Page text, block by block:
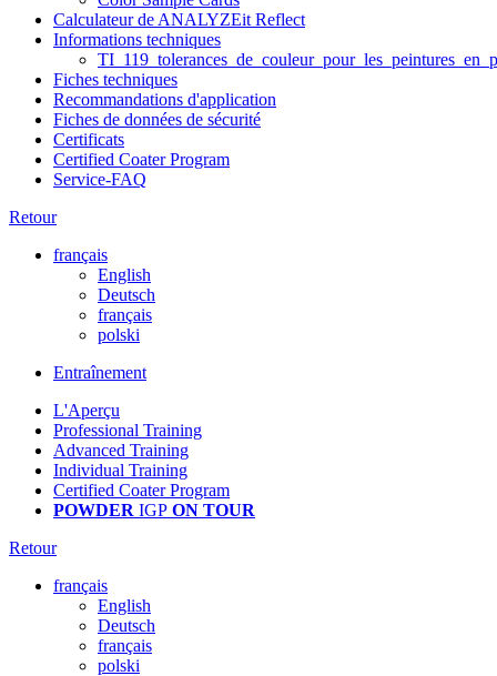
Calculateur de ANALYZEit Reflect
Informations techniques
Fiches techniques
Recommandations d'application
Fiches de données de sécurité
Certificats
Certified Coater Program
Service-FAQ
Retour
français
English
Deutsch
français
polski
Entraînement
L'Aperçu
Professional Training
Advanced Training
Individual Training
Certified Coater Program
POWDER IGP ON TOUR
Retour
français
English
Deutsch
français
polski